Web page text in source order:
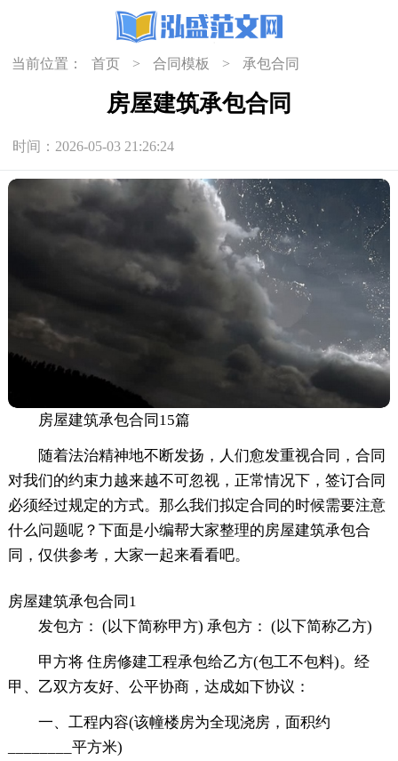
当前位置： 首页 > 合同模板 > 承包合同
房屋建筑承包合同
时间：2026-05-03 21:26:24
房屋建筑承包合同15篇
随着法治精神地不断发扬，人们愈发重视合同，合同
对我们的约束力越来越不可忽视，正常情况下，签订合同
必须经过规定的方式。那么我们拟定合同的时候需要注意
什么问题呢？下面是小编帮大家整理的房屋建筑承包合
同，仅供参考，大家一起来看看吧。
房屋建筑承包合同1
发包方： (以下简称甲方) 承包方： (以下简称乙方)
甲方将 住房修建工程承包给乙方(包工不包料)。经
甲、乙双方友好、公平协商，达成如下协议：
一、工程内容(该幢楼房为全现浇房，面积约
________平方米)